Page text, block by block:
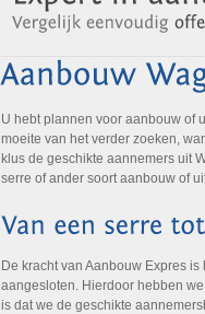
U hebt plannen voor aanbouw of
moeite van het verder zoeken,
klus de geschikte aannemers uit
serre of ander soort aanbouw of
De kracht van Aanbouw Expres
aangesloten. Hierdoor hebben
is dat we de geschikte